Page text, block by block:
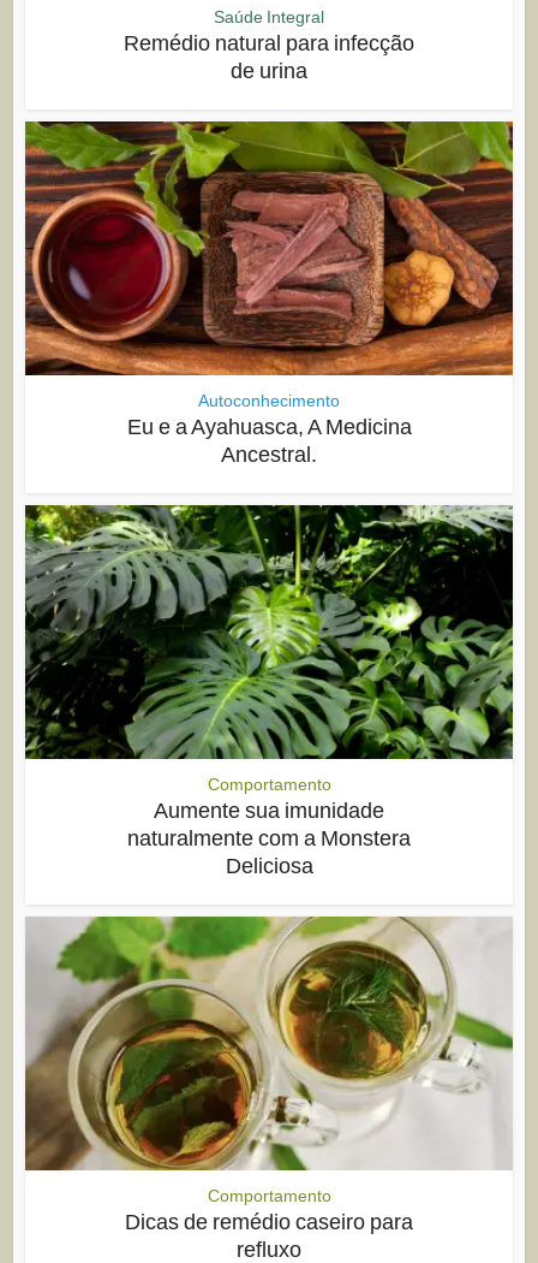
Saúde Integral
Remédio natural para infecção
de urina
Autoconhecimento
Eu e a Ayahuasca, A Medicina
Ancestral.
Comportamento
Aumente sua imunidade
naturalmente com a Monstera
Deliciosa
Comportamento
Dicas de remédio caseiro para
refluxo